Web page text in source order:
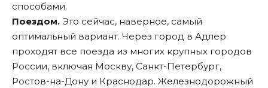
способами.
Поездом. Это сейчас, наверное, самый
оптимальный вариант. Через город в Адлер
проходят все поезда из многих крупных городов
России, включая Москву, Санкт-Петербург,
Ростов-на-Дону и Краснодар. Железнодорожный